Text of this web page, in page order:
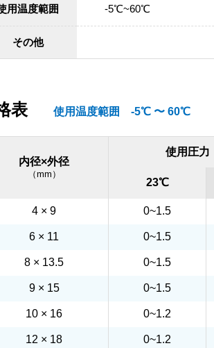
用温度範囲 -5℃~60℃
その他
表 使用温度範囲 -5℃ 〜 60℃
内径×外径
（mm）
使用圧力
23℃
4 × 9 0~1.5
6 × 11 0~1.5
8 × 13.5 0~1.5
9 × 15 0~1.5
10 × 16 0~1.2
12 × 18 0~1.2